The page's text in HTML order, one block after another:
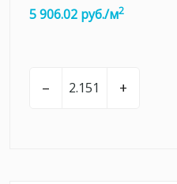
5 906.02 руб./м2
– +